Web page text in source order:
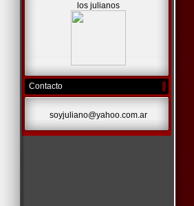
los julianos
Contacto
soyjuliano@yahoo.com.ar